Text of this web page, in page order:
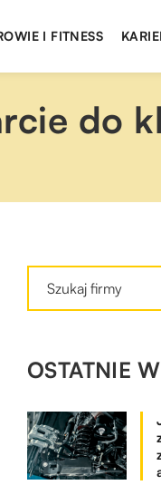
I FITNESS
do
OSTATNIE